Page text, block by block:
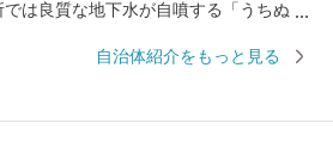
では良質な地下水が自噴する「うちぬ
誇るはだか麦や愛宕柿、春の七草、県
自治体紹介をもっと見る